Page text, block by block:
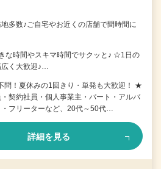
数♪ご自宅やお近くの店舗で間時間に
な時間やスキマ時間でサクッと♪ ☆1日の
く大歓迎♪…
問！夏休みの1回きり・単発も大歓迎！ ★
契約社員・個人事業主・パート・アルバ
フリーターなど、20代～50代…
詳細を見る